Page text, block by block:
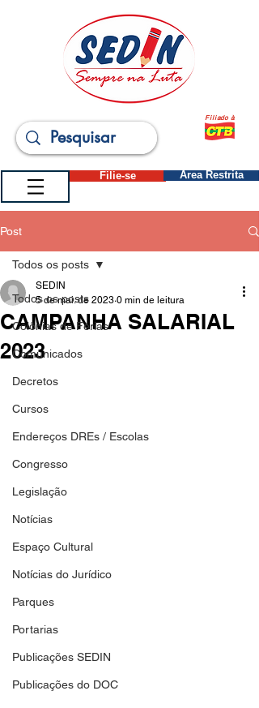
Filiado à
Filie-se Área Restrita
Post
Todos os posts
Colônias de Férias
Comunicados
Decretos
Cursos
Endereços DREs / Escolas
Congresso
Legislação
Notícias
Espaço Cultural
Notícias do Jurídico
Parques
Portarias
Publicações SEDIN
Publicações do DOC
Todos os posts
CAMPANHA SALARIAL
2023
SEDIN
5 de mai. de 2023 0 min de leitura